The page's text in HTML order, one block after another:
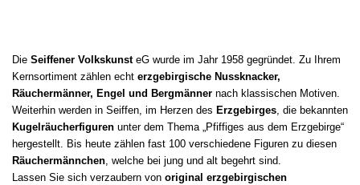
Die Seiffener VolkskunsteG wurde im Jahr 1958 gegründet. Zu Ihrem
Kernsortiment zählen echt erzgebirgische Nussknacker,
Räuchermänner, Engel und Bergmänner nach klassischen Motiven.
Weiterhin werden in Seiffen, im Herzen des Erzgebirges , die bekannten
Kugelräucherfiguren unter dem Thema „Pfiffiges aus dem Erzgebirge“
hergestellt. Bis heute zählen fast 100 verschiedene Figuren zu diesen
Räuchermännchen , welche bei jung und alt begehrt sind.
Lassen Sie sich verzaubern von original erzgebirgischen